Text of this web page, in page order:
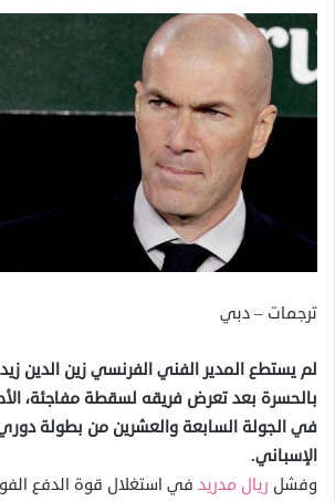
ترجمات – دبي
لم يستطع المدير الفني الفرنسي زين الدين
بالحسرة بعد تعرض فريقه لسقطة مفاجئة،
في الجولة السابعة والعشرين من بطولة دوري
الإسباني.
وفشل ريال مدريد في استغلال قوة الدفع